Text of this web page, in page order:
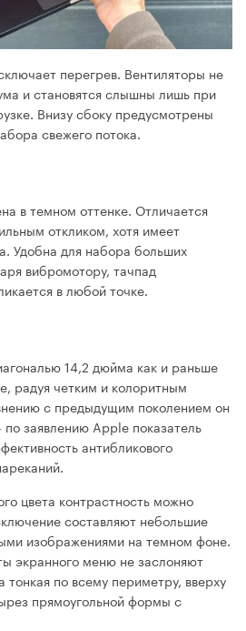
перегрев. Вентиляторы не
и становятся слышны лишь при
Внизу сбоку предусмотрены
свежего потока.
в темном оттенке. Отличается
откликом, хотя имеет
Удобна для набора больших
вибромотору, тачпад
в любой точке.
14,2 дюйма как и раньше
радуя четким и колоритным
с предыдущим поколением он
заявлению Apple показатель
антибликового
цвета контрастность можно
составляют небольшие
изображениями на темном фоне.
экранного меню не заслоняют
по всему периметру, вверху
прямоугольной формы с